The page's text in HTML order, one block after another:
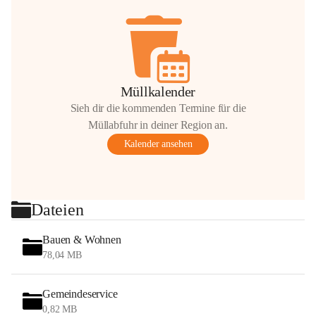
Müllkalender
Sieh dir die kommenden Termine für die
Müllabfuhr in deiner Region an.
Kalender ansehen
Dateien
Bauen & Wohnen
78,04 MB
Gemeindeservice
0,82 MB